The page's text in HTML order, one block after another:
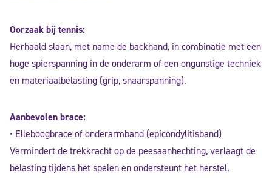
Oorzaak bij tennis:
Herhaald slaan, met name de backhand, in combinatie met een
hoge spierspanning in de onderarm of een ongunstige techniek
en materiaalbelasting (grip, snaarspanning).
Aanbevolen brace:
• Elleboogbrace of onderarmband (epicondylitisband)
Vermindert de trekkracht op de peesaanhechting, verlaagt de
belasting tijdens het spelen en ondersteunt het herstel.